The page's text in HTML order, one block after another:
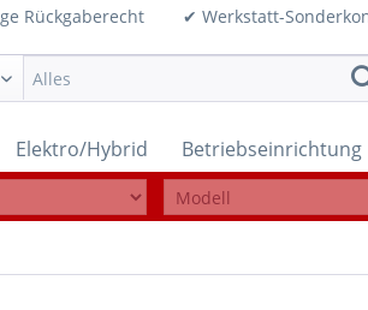
Rückgaberecht ✔ Werkstatt-
Elektro/Hybrid Betriebseinrichtung